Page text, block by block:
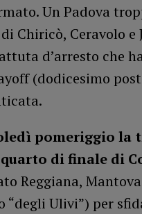
Un Padova
Chiricò, Ceravolo e
d’arresto che
(dodicesimo
pomeriggio la
di finale di
Reggiana,
“degli Ulivi”) per